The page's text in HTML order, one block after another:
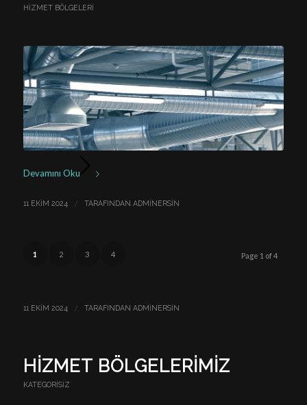
HIZMET BÖLGELERI
Devamını Oku
11 EKIM 2024 / TARAFINDAN ADMINERSIN
Page 1 of 4
1 2 3 4
11 EKIM 2024 / TARAFINDAN ADMINERSIN
HİZMET BÖLGELERİMİZ
KATEGORISIZ